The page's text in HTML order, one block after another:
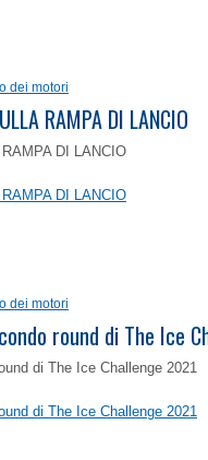
dei motori
RAMPA DI LANCIO
DI LANCIO
DI LANCIO
dei motori
round di The Ice
di The Ice Challenge 2021
di The Ice Challenge 2021